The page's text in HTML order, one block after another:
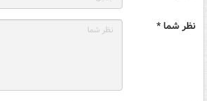
نظر شما *